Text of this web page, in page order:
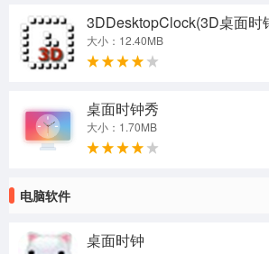
3DDesktopClock(3D桌面时
大小：12.40MB
桌面时钟秀
大小：1.70MB
电脑软件
桌面时钟